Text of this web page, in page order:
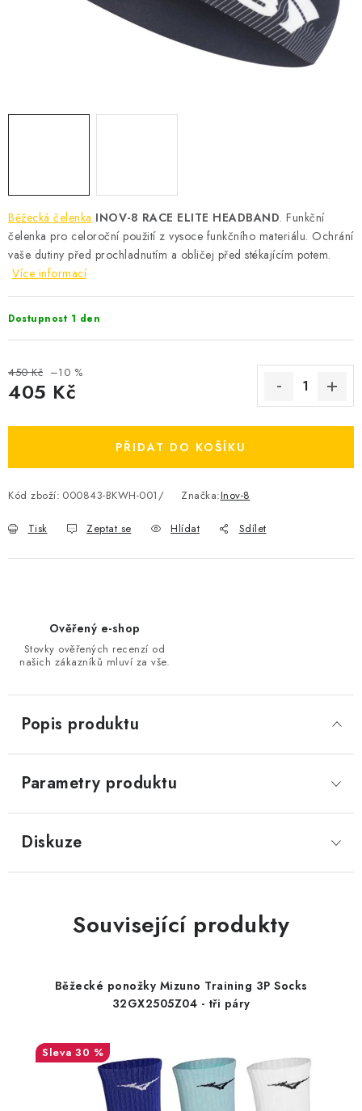
MEGA SLEVY
NOVINKY
NOVINKY MIZUNO
NOVINKY INOV-8
OBLÍBENÉ DROBNOSTI
Ceník dopravy
Moje objednávka
Jak vyměnit nebo vrátit zboží
Jak reklamovat
Běžecká čelenka INOV-8 RACE ELITE HEADBAND. Funkční
čelenka pro celoroční použití z vysoce funkčního materiálu. Ochrání
vaše dutiny před prochladnutím a obličej před stékajícím potem.
Více informací
Dostupnost 1 den
450 Kč –10 %
405 Kč
PŘIDAT DO KOŠÍKU
Kód zboží: 000843-BKWH-001/ Značka:Inov-8
Tisk Zeptat se Hlídat Sdílet
Ověřený e-shop
Stovky ověřených recenzí od
našich zákazníků mluví za vše.
Popis produktu
Parametry produktu
Diskuze
Související produkty
Běžecké ponožky Mizuno Training 3P Socks
32GX2505Z04 - tři páry
30 %